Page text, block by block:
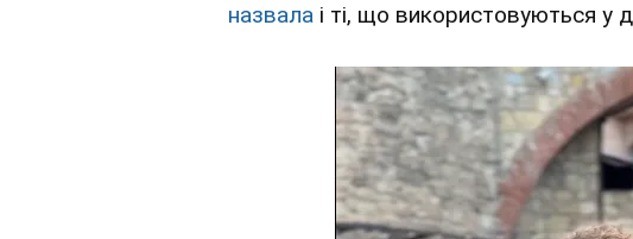
назвала і ті, що використовуються у